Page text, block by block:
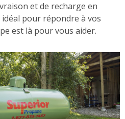
et de recharge en
pour répondre à vos
est là pour vous aider.